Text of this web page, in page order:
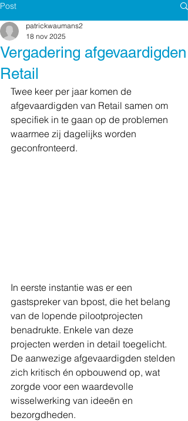
Post
Vergadering afgevaardigden
Retail
patrickwaumans2
18 nov 2025
Twee keer per jaar komen de
afgevaardigden van Retail samen om
specifiek in te gaan op de problemen
waarmee zij dagelijks worden
geconfronteerd.
In eerste instantie was er een
gastspreker van bpost, die het belang
van de lopende pilootprojecten
benadrukte. Enkele van deze
projecten werden in detail toegelicht.
De aanwezige afgevaardigden stelden
zich kritisch én opbouwend op, wat
zorgde voor een waardevolle
wisselwerking van ideeën en
bezorgdheden.